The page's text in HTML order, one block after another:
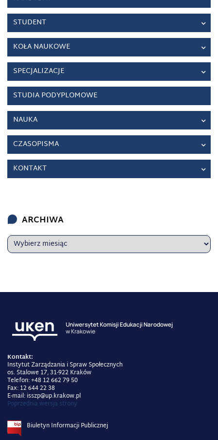
STUDENT
KOŁA NAUKOWE
SPECJALIZACJE
STUDIA PODYPLOMOWE
NAUKA
CZASOPISMA
KONTAKT
ARCHIWA
Uniwersytet Komisji Edukacji Narodowej
w Krakowie
Kontakt:
Instytut Zarządzania i Spraw Społecznych
os. Stalowe 17, 31-922 Kraków
Telefon: +48 12 662 79 50
Fax: 12 644 22 38
E-mail: isszp@up.krakow.pl
Poprzednia wersja strony
Biuletyn Informacji Publicznej